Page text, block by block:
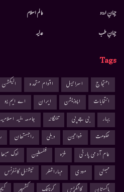
جہانِ اردو
جہانِ طب
عالم اسلام
عدلیہ
Tags
احتجاج اسرائیل اقوام متحدہ الیکشن
انتخابات
اپوزیشن ایران اے ایم یو
بہار
بی جے پی تلنگانہ جامعہ ملیہ اسلامیہ
حکومت
خواتین دہلی راجستھان
عام آدمی پارٹی
غزہ فلسطین لوک سبھا
ممبئی
مودی مہاراشٹر نیشنل کانفرنس